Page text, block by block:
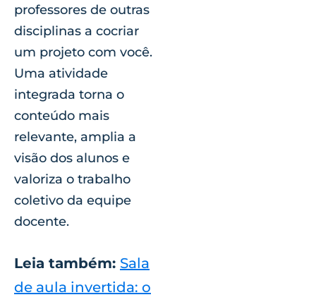
professores de outras
disciplinas a cocriar
um projeto com você.
Uma atividade
integrada torna o
conteúdo mais
relevante, amplia a
visão dos alunos e
valoriza o trabalho
coletivo da equipe
docente.
Leia também: Sala
de aula invertida: o